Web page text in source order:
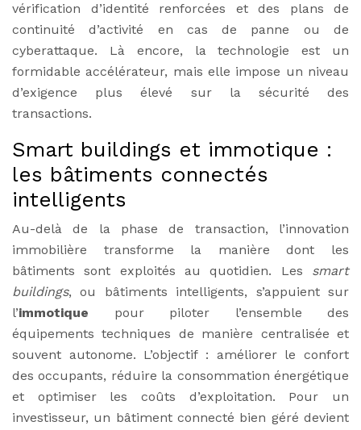
vérification d’identité renforcées et des plans de
continuité d’activité en cas de panne ou de
cyberattaque. Là encore, la technologie est un
formidable accélérateur, mais elle impose un niveau
d’exigence plus élevé sur la sécurité des
transactions.
Smart buildings et immotique :
les bâtiments connectés
intelligents
Au-delà de la phase de transaction, l’innovation
immobilière transforme la manière dont les
bâtiments sont exploités au quotidien. Les smart
buildings, ou bâtiments intelligents, s’appuient sur
l’immotique pour piloter l’ensemble des
équipements techniques de manière centralisée et
souvent autonome. L’objectif : améliorer le confort
des occupants, réduire la consommation énergétique
et optimiser les coûts d’exploitation. Pour un
investisseur, un bâtiment connecté bien géré devient